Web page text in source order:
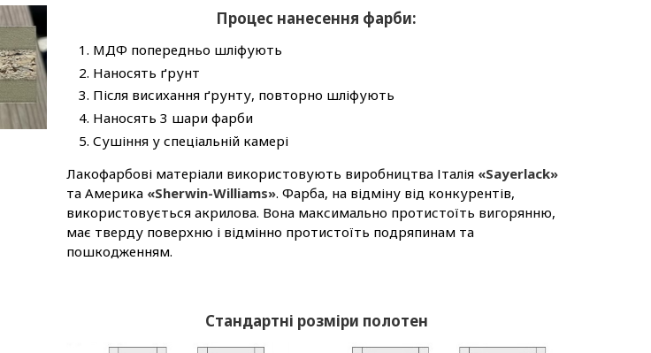
Процес нанесення фарби:
МДФ попередньо шліфують
Наносять ґрунт
Після висихання ґрунту, повторно шліфують
Наносять 3 шари фарби
Сушіння у спеціальній камері
Лакофарбові матеріали використовують виробництва Італія «Sayerlack»
та Америка «Sherwin-Williams». Фарба, на відміну від конкурентів,
використовується акрилова. Вона максимально протистоїть вигорянню,
має тверду поверхню і відмінно протистоїть подряпинам та
пошкодженням.
Стандартні розміри полотен